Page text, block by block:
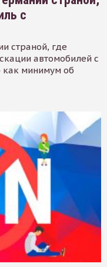
с
страной, где
автомобилей с
как минимум об